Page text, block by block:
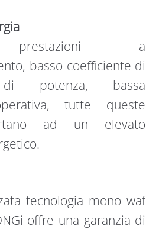
prestazioni a
basso coefficiente di
di potenza, bassa
tutte queste
ad un elevato
tecnologia mono waf​
offre una garanzia di